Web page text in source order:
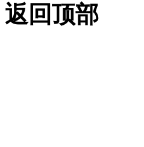
返回顶部